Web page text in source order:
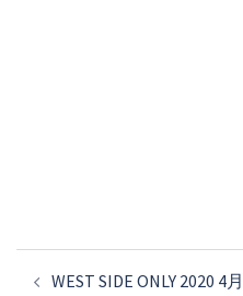
WEST SIDE ONLY 2020